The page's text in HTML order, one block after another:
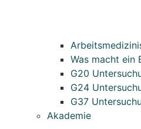
Was macht ein
G20
G24
G37
Akademie